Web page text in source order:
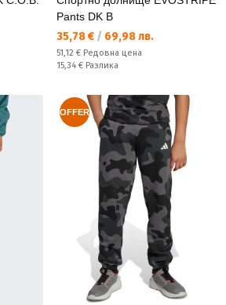
Pants DK B
Текуща цена:
35,78 € / 69,98 лв.
Редовна цена:
51,12 € Редовна цена
Спестявате:
15,34 € Разлика
OFFER